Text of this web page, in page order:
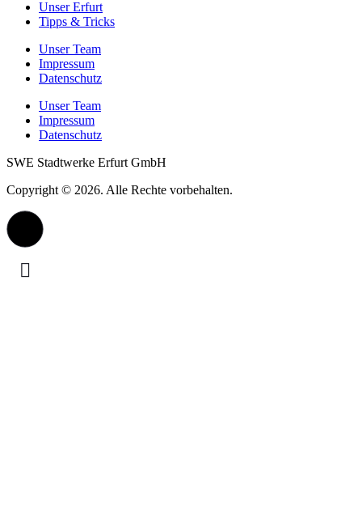
Unser Erfurt
Tipps & Tricks
Unser Team
Impressum
Datenschutz
Unser Team
Impressum
Datenschutz
SWE Stadtwerke Erfurt GmbH
Copyright © 2026. Alle Rechte vorbehalten.